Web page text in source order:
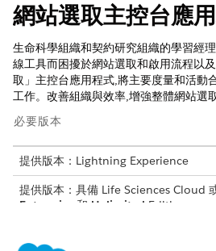
網站選取主控台應
生命科學組織和契約研究組織的學習經
線工具而困擾於網站選取和啟用流程以
取」主控台應用程式,將主要度量和活動
工作。改善組織與效率,增強整體網站選取
必要版本
提供版本：Lightning Experience
提供版本：具備 Life Sciences Cloud
Enterprise
和 Unlimited Edition